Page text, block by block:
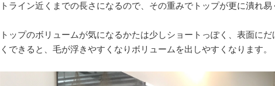
トライン近くまでの長さになるので、その重みでトップが更に潰れ易
トップのボリュームが気になるかたは少しショートっぽく、表面に
くできると、毛が浮きやすくなりボリュームを出しやすくなります。